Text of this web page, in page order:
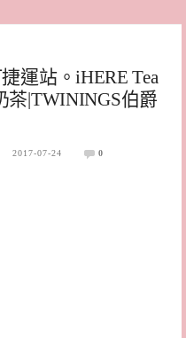
運站。iHERE Tea
茶|TWININGS伯爵
2017-07-24 0